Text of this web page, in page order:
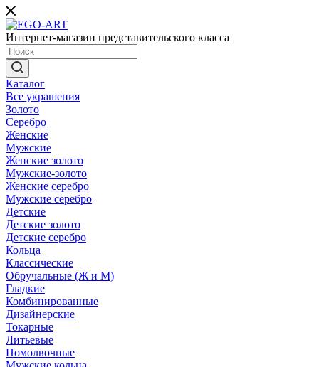
Интернет-магазин представительского класса
Каталог
Все украшения
Золото
Серебро
Женские
Мужские
Женские золото
Мужские-золото
Женские серебро
Мужские серебро
Детские
Детские золото
Детские серебро
Кольца
Классические
Обручальные (Ж и М)
Гладкие
Комбинированные
Дизайнерские
Токарные
Литьевые
Помолвочные